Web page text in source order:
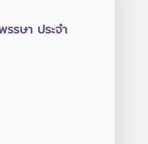
รษา ประจำ